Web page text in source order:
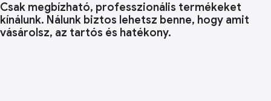
Csak megbízható, professzionális termékeket
kínálunk. Nálunk biztos lehetsz benne, hogy amit
vásárolsz, az tartós és hatékony.